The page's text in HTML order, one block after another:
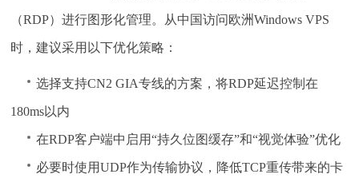
（RDP）进行图形化管理。从中国访问欧洲Windows VPS
时，建议采用以下优化策略：
选择支持CN2 GIA专线的方案，将RDP延迟控制在
180ms以内
在RDP客户端中启用“持久位图缓存”和“视觉体验”优化
必要时使用UDP作为传输协议，降低TCP重传带来的卡